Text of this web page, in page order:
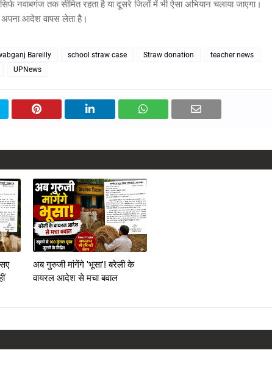
नवाबगंज तक सीमित रहता है या दूसरे जिलों में भी ऐसा अभियान चलाया जाएगा।
आदेश वापस लेता है।
Bareilly school straw case Straw donation
teacher news
UPNews
अब गुरुजी मांगेंगे 'भूसा'! बरेली के
वायरल आदेश से मचा बवाल